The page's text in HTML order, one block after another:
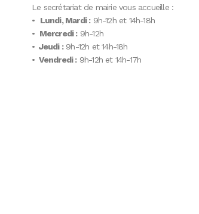
Le secrétariat de mairie vous accueille :
• Lundi, Mardi :9h-12h et 14h-18h
• Mercredi :9h-12h
• Jeudi :9h-12h et 14h-18h
• Vendredi :9h-12h et 14h-17h